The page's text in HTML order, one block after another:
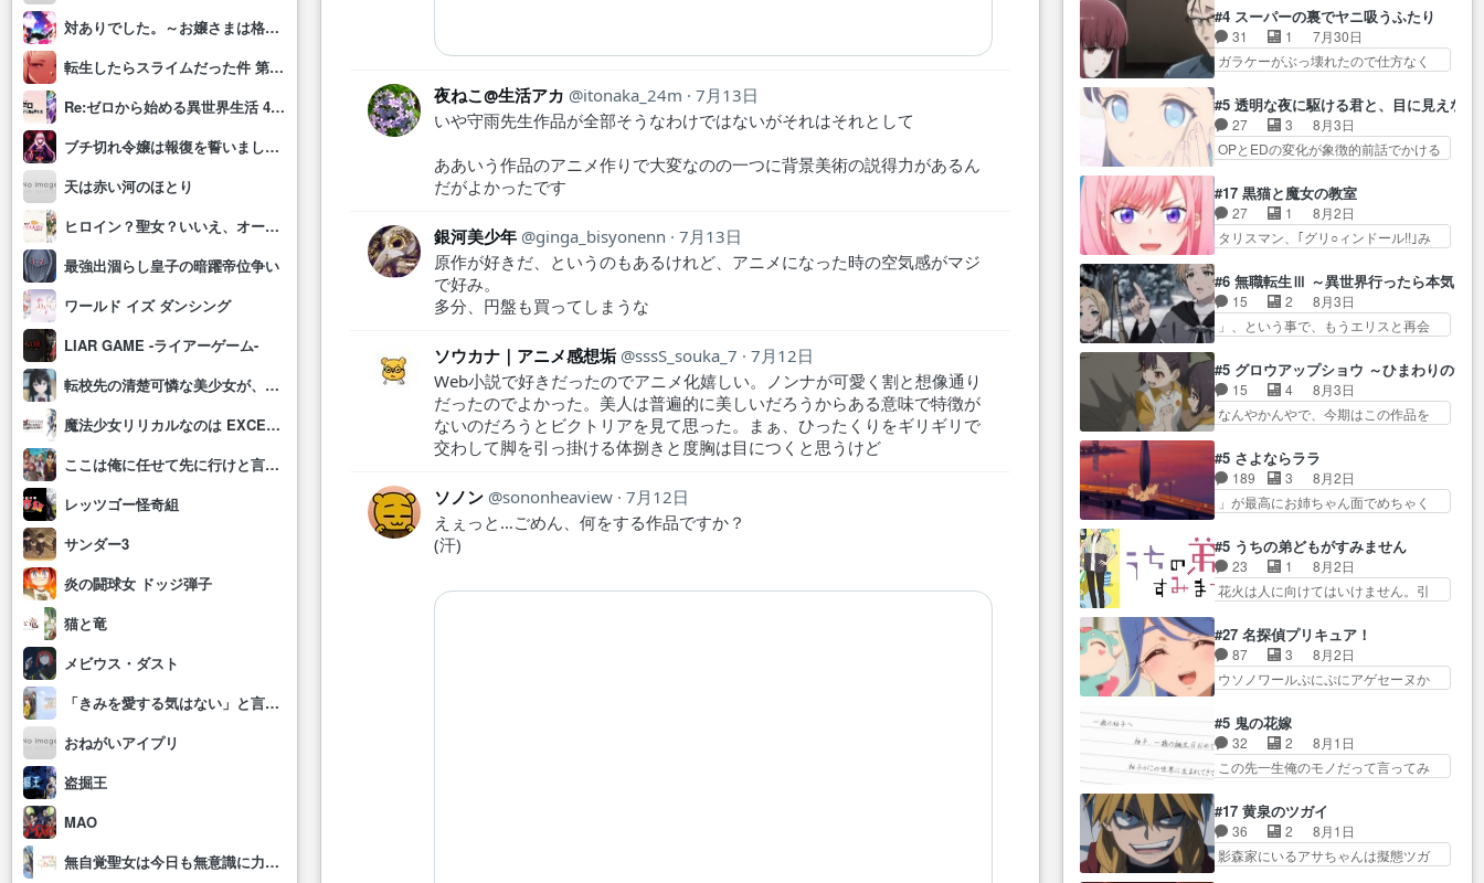
対ありでした。～お嬢さまは格闘ゲームなんてしない～
転生したらスライムだった件 第4期
Re:ゼロから始める異世界生活 4th season
ブチ切れ令嬢は報復を誓いました。 ～魔導書の力で祖国を叩き潰します～
天は赤い河のほとり
ヒロイン？聖女？いいえ、オールワークスメイドです(誇)！
最強出涸らし皇子の暗躍帝位争い
ワールド イズ ダンシング
LIAR GAME -ライアーゲーム-
転校先の清楚可憐な美少女が、昔男子と思って一緒に遊んだ幼馴染だった件
魔法少女リリカルなのは EXCEEDS Gun Blaze Vengeance
ここは俺に任せて先に行けと言ってから10年がたったら伝説になっていた。
レッツゴー怪奇組
サンダー3
炎の闘球女 ドッジ弾子
猫と竜
メビウス・ダスト
「きみを愛する気はない」と言った次期公爵様がなぜか溺愛してきます
おねがいアイプリ
盗掘王
MAO
無自覚聖女は今日も無意識に力を垂れ流す
夜ねこ@生活アカ itonaka_24m
7月13日
いや守雨先生作品が全部そうなわけではないがそれはそれとして
ああいう作品のアニメ作りで大変なのの一つに背景美術の説得力があるん
だがよかったです
銀河美少年 ginga_bisyonenn
7月13日
原作が好きだ、というのもあるけれど、アニメになった時の空気感がマジ
で好み。
多分、円盤も買ってしまうな
ソウカナ｜アニメ感想垢 sssS_souka_7
7月12日
Web小説で好きだったのでアニメ化嬉しい。ノンナが可愛く割と想像通り
だったのでよかった。美人は普遍的に美しいだろうからある意味で特徴が
ないのだろうとビクトリアを見て思った。まぁ、ひったくりをギリギリで
交わして脚を引っ掛ける体捌きと度胸は目につくと思うけど
ソノン sononheaview
7月12日
えぇっと…ごめん、何をする作品ですか？
(汗)
皇帝… ウサギ好きそうな王女殿
下がかわいい。幼馴… ついに始
まった狩猟祭。エルナの活躍で上
位…
本… 東京で開催される格ゲー大
会に参加すること… Japanに向け
て外泊届にサインをもらっ… 長
よ… 旅の支度全部やってくれる
先輩、なんだかん… 第５話をｄ
アニメストアで視聴しました。視…
どういう意味だろうな… ミミを
人間に戻して欲しいでも自分達が代
わ… ご視聴ありがとうございま
した見るたびに切… 誰かと思っ
方… 第５話感想：コ□した相手に
も家族や…､戦… つらい回だ……
つらすぎる……。エスタ先輩…
の関係… 確かに相手にも家族や
大切な人はいるけど、… 白シャ
ツが作業着みたいなもんなんですか
ね…
#4 スーパーの裏でヤニ吸うふたり
31 1
7月30日
ガラケーがぶっ壊れたので仕方なく
年くらいに思ってたけど… やは
り出オチ感が否めず、エピソードの
打率… 田山さんが佐々木さんに
沼っていく…こんな… 佐々木さ
じ… 佐々木がガラケーからスマ
ホに変えるって、… もうドラマ
版孤独のグルメファンコンテン
佐々木さんの優しさ… 先行で見
た時より2人のやり取りに癒しを
感… ABEMA版の7〜8話佐々木が
実年齢以上…
#5 透明な夜に駆ける君と、目に見えない
27 3
8月3日
OPとEDの変化が象徴的前話でかける
った世界。どんな女… そうか、
こんな風に見えてるのかぁ。かけ
る… 完全な両片思いになりまし
たねぇ…OPとE… 余計な物は描
ん… 光も感じない完全な盲目な
んやね…おめかし… 母役に能登
さんって禁じ手使ってきたー！
て良かった本当… 股に海豚を挟
み水上バスでの会話を反芻…
恋… OPEDとも無人バージョンか
ら主人公２人…
#17 黒猫と魔女の教室
27 1
8月2日
タリスマン、｢グリ○ィンドール!!｣み
で力を合わせて倒… アリアはホ
ントスピカが大好きだよね。ツ
ン… 一等級ポテンシャルのアリ
アちゃん可愛くて… そういや、
… とうとうアリアと直接競う場
がきたこれまで… 毎度ながらの
スピカの顔面芸推しのハナち
味ダダ漏れで好き… 期末試験が
始まろうとしておりスピカは対
策… 能力鑑定胸像タリスマン氏
容姿も評価してし…
#6 無職転生Ⅲ ～異世界行ったら本気だ
15 2
8月3日
」、という事で、もうエリスと再会
てルーデウスの成長が確… 人間
関係の清算が粛々と進められている
サラ… サラとの関係に対して完
全に「昔の女」とし… ルーシー
微… サラとは会ってほしいちゃ
んとした別れ方し… サラは未練0
だと言っていたけど人の気持
モヤする別れ方だ… 役で出演さ
せていただきました！よろしく
お… 毎クールメインヒロインを
好きになっちゃう…
#5 グロウアップショウ ～ひまわりのサ
15 4
8月3日
なんやかんやで、今期はこの作品を
減らない(^_^;サ… 葵ちゃん可愛
すぎるな楠木ともりちゃんの
ね… デフォルメされた表情が特
に多かったのが印… 葵＆茜の回
ひ… 互いが互いのことを想って
いるのにすれ違っ… 第５話をｄ
アニメストアで視聴しました。
練習したい〟と言… 本当この作
品は「キャラ」を活かすのがう
ま… みずかちゃんの介入で双子
の仲にヒビが………
#5 さよならララ
189 3
8月2日
」が最高にお姉ちゃん面でめちゃく
ラスの弁償は求められた… 逡巡
を振り切ってみんなに謝ったララの
思い… 仕事に馴染めない辺り観
ていて苦しいところ… ララちゃ
い… ララと茉里とで初のアルバ
イト。七転八倒し… 労働するプ
リンセスえらい。プリンセスの
べて、帰りにカメ… ララが働く
事でのてんやわんや。働いて大
変… 地道に働き人と関わる日々
の中に愛を見いだ…
#5 うちの弟どもがすみません
23 1
8月2日
花火は人に向けてはいけません。引
たことなかったっけ！1… ってお
名前を見たんだけどあの中村大樹さ
ん… 糸ちゃんカッケー、色んな
意味でwゲームが… 姉から性的興
わ… テーマ：引きこもりの理由
感想は、久しぶり… 元ゲーマー
なので、はちゃめちゃ楽しく作
おかしいね(*´… 糸と源ははよ好
きおうとると言わんかい！引…
ショウくんと対等に話すためにゲー
ムをする…
#27 名探偵プリキュア！
87 3
8月2日
ウソノワールぷにぷにアゲセーヌか
争奪戦をやったと。… 記憶を取
り戻し正式に探偵事務所で働き始
め… ポワロ、元ネタを解説して
原作に誘導するの… くれあさん
ょ… ・急にクイズ番組が始まっ
たw・妖精ウソノ… るるかの助手
だった？今回が初めての探偵
#5 鬼の花嫁
32 2
8月1日
この先一生俺のモノだって言ってみ
ゼント………とは思っ… 玲夜さ
ん柚子に18年分の誕生日プレゼン
ト… 柚子は鬼龍院家から初めて
学校に通う事にな… プレゼント
#17 黄泉のツガイ
36 2
8月1日
影森家にいるアサちゃんは擬態ツガ